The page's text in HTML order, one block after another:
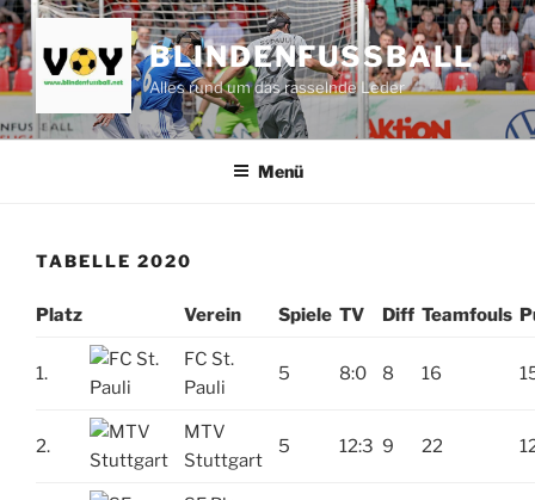
Zum
Inhalt
springen
BLINDENFUSSBALL
Alles rund um das rasselnde Leder
Menü
TABELLE 2020
Platz Verein Spiele TV Diff Teamfouls
1.
FC St.
Pauli
5 8:0 8 16
2.
MTV
Stuttgart
5 12:3 9 22